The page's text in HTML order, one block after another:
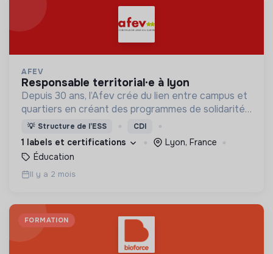
AFEV
responsable territorial·e à lyon
Depuis 30 ans, l’Afev crée du lien entre campus et
quartiers en créant des programmes de solidarité
où des milliers d’étudiant·es s’engagent auprès des
jeunes.
💡 Structure de l’ESS CDI
1 labels et certifications
Lyon, France
Éducation
Il y a 2 mois
FORMATION